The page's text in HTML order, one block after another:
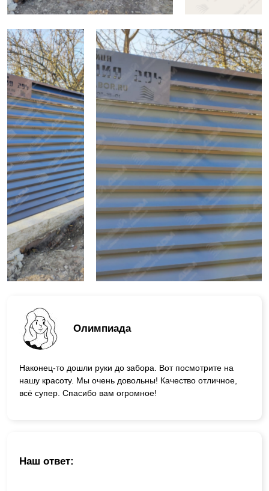
Олимпиада
Наконец-то дошли руки до забора. Вот посмотрите на
нашу красоту. Мы очень довольны! Качество отличное,
всё супер. Спасибо вам огромное!
Наш ответ: